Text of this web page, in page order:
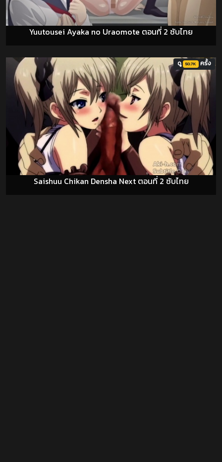
Yuutousei Ayaka no Uraomote ตอนที่ 2 ซับไทย
Saishuu Chikan Densha Next ตอนที่ 2 ซับไทย
ดู 50.7K ครั้ง